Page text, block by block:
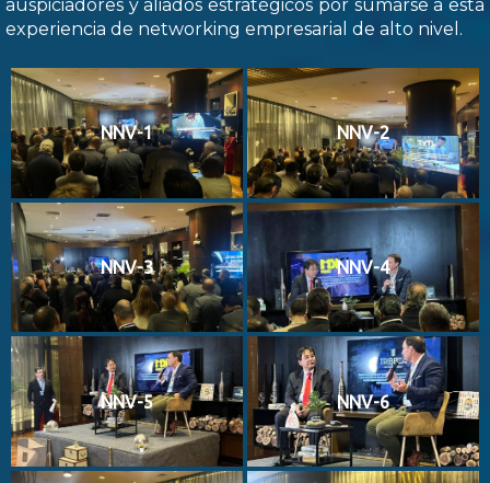
auspiciadores y aliados estratégicos por sumarse a esta
experiencia de networking empresarial de alto nivel.
NNV-1 NNV-2
NNV-3 NNV-4
NNV-5 NNV-6